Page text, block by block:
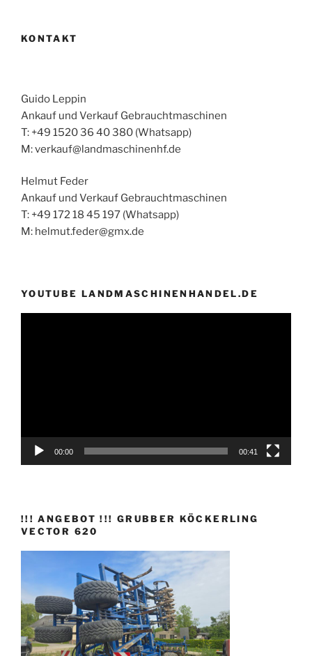
KONTAKT
Guido Leppin
Ankauf und Verkauf Gebrauchtmaschinen
T: +49 1520 36 40 380 (Whatsapp)
M: verkauf@landmaschinenhf.de
Helmut Feder
Ankauf und Verkauf Gebrauchtmaschinen
T: +49 172 18 45 197 (Whatsapp)
M: helmut.feder@gmx.de
YOUTUBE LANDMASCHINENHANDEL.DE
00:00 00:41
!!! ANGEBOT !!! GRUBBER KÖCKERLING
VECTOR 620